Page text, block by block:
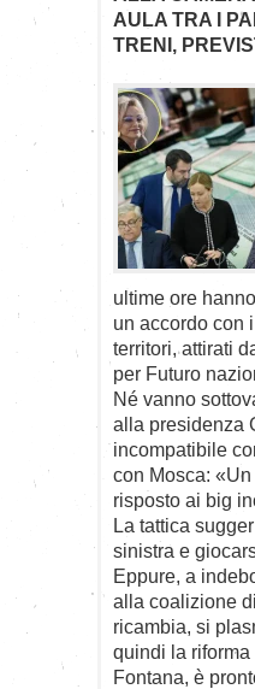
AULA TRA I
TRENI,
ultime ore
un accordo con
territori, attirati
per Futuro
Né vanno
alla presidenza
incompatibile
con Mosca:
risposto ai big
La tattica
sinistra e
Eppure, a
alla coalizione
ricambia, si
quindi la
Fontana, è